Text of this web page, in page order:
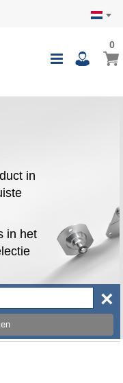
Toggle
00
in
in het
×